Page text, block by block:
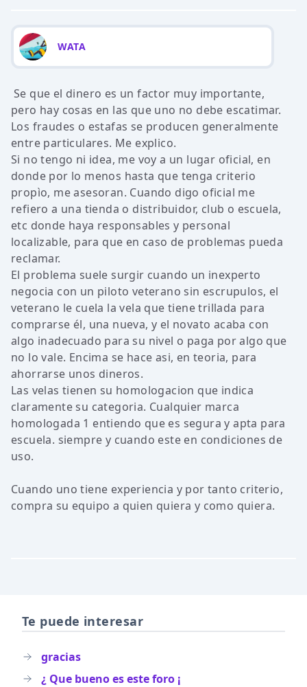
WATA
Se que el dinero es un factor muy importante,
pero hay cosas en las que uno no debe escatimar.
Los fraudes o estafas se producen generalmente
entre particulares. Me explico.
Si no tengo ni idea, me voy a un lugar oficial, en
donde por lo menos hasta que tenga criterio
propìo, me asesoran. Cuando digo oficial me
refiero a una tienda o distribuidor, club o escuela,
etc donde haya responsables y personal
localizable, para que en caso de problemas pueda
reclamar.
El problema suele surgir cuando un inexperto
negocia con un piloto veterano sin escrupulos, el
veterano le cuela la vela que tiene trillada para
comprarse él, una nueva, y el novato acaba con
algo inadecuado para su nivel o paga por algo que
no lo vale. Encima se hace asi, en teoria, para
ahorrarse unos dineros.
Las velas tienen su homologacion que indica
claramente su categoria. Cualquier marca
homologada 1 entiendo que es segura y apta para
escuela. siempre y cuando este en condiciones de
uso.
Cuando uno tiene experiencia y por tanto criterio,
compra su equipo a quien quiera y como quiera.
Te puede interesar
gracias
¿ Que bueno es este foro ¡